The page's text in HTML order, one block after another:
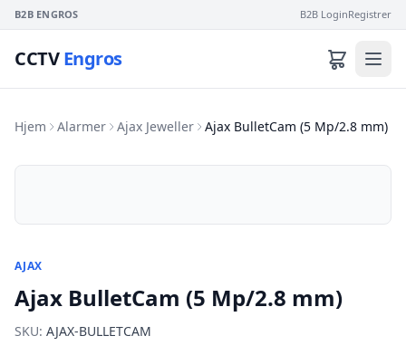
B2B ENGROS B2B LoginRegistrer
CCTVEngros
Hjem Alarmer Ajax Jeweller Ajax BulletCam (5 Mp/2.8 mm)
AJAX
Ajax BulletCam (5 Mp/2.8 mm)
SKU: AJAX-BULLETCAM